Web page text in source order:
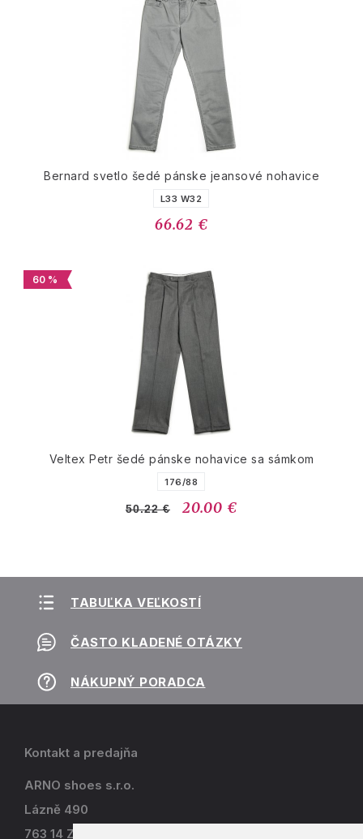
Bernard svetlo šedé pánske jeansové nohavice
L33 W32
66.62 €
60 %
Veltex Petr šedé pánske nohavice sa sámkom
176/88
50.22 € 20.00 €
TABUĽKA VEĽKOSTÍ
ČASTO KLADENÉ OTÁZKY
NÁKUPNÝ PORADCA
Kontakt a predajňa
ARNO shoes s.r.o.
Lázně 490
763 14 Zlín - Kostelec